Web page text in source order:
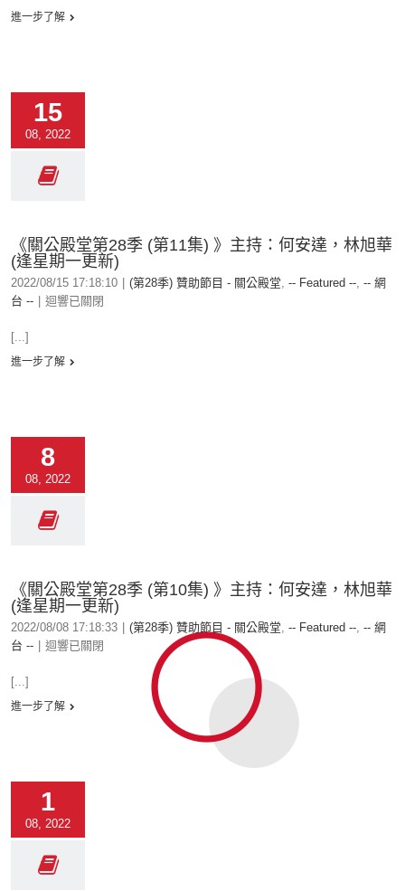
進一步了解
15
08, 2022
《關公殿堂第28季 (第11集) 》主持：何安達，林旭華
(逢星期一更新)
2022/08/15 17:18:10 (第28季) 贊助節目 - 關公殿堂, -- Featured --, -- 網
台 --
迴響已關閉
[...]
進一步了解
8
08, 2022
《關公殿堂第28季 (第10集) 》主持：何安達，林旭華
(逢星期一更新)
2022/08/08 17:18:33 (第28季) 贊助節目 - 關公殿堂, -- Featured --, -- 網
台 --
迴響已關閉
[...]
進一步了解
1
08, 2022